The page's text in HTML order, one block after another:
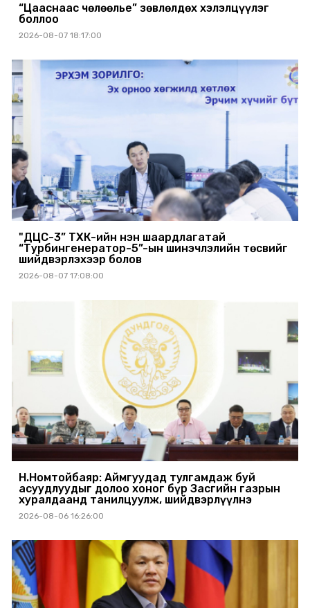
“Цааснаас чөлөөлье” зөвлөлдөх хэлэлцүүлэг
боллоо
2026-08-07 18:17:00
"ДЦС-3” ТӨХК-ийн нэн шаардлагатай
“Турбингенератор-5”-ын шинэчлэлийн төсвийг
шийдвэрлэхээр болов
2026-08-07 17:08:00
Н.Номтойбаяр: Аймгуудад тулгамдаж буй
асуудлуудыг долоо хоног бүр Засгийн газрын
хуралдаанд танилцуулж, шийдвэрлүүлнэ
2026-08-06 16:26:00